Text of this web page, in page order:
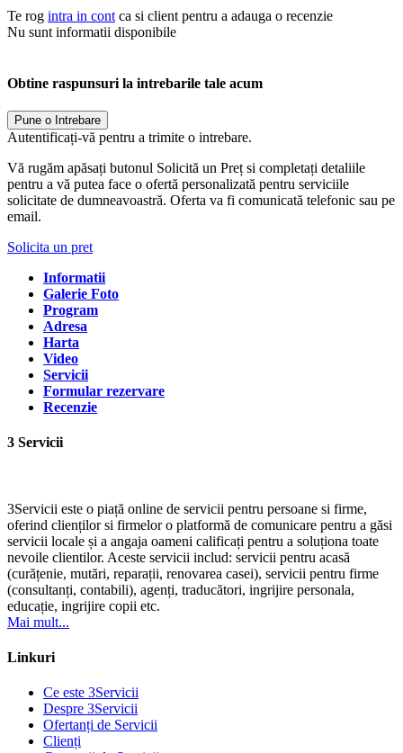
Te rog intra in cont ca si client pentru a adauga o recenzie
Nu sunt informatii disponibile
Obtine raspunsuri la intrebarile tale acum
Pune o Intrebare
Autentificați-vă pentru a trimite o intrebare.
Vă rugăm apăsați butonul Solicită un Preț si completați detaliile
pentru a vă putea face o ofertă personalizată pentru serviciile
solicitate de dumneavoastră. Oferta va fi comunicată telefonic sau pe
email.
Solicita un pret
Informatii
Galerie Foto
Program
Adresa
Harta
Video
Servicii
Formular rezervare
Recenzie
3 Servicii
3Servicii este o piață online de servicii pentru persoane si firme,
oferind clienților si firmelor o platformă de comunicare pentru a găsi
servicii locale și a angaja oameni calificați pentru a soluționa toate
nevoile clientilor. Aceste servicii includ: servicii pentru acasă
(curățenie, mutări, reparații, renovarea casei), servicii pentru firme
(consultanți, contabili), agenți, traducători, ingrijire personala,
educație, ingrijire copii etc.
Mai mult...
Linkuri
Ce este 3Servicii
Despre 3Servicii
Ofertanți de Servicii
Clienți